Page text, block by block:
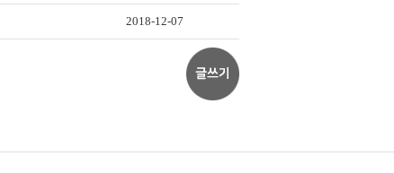
2018-12-07